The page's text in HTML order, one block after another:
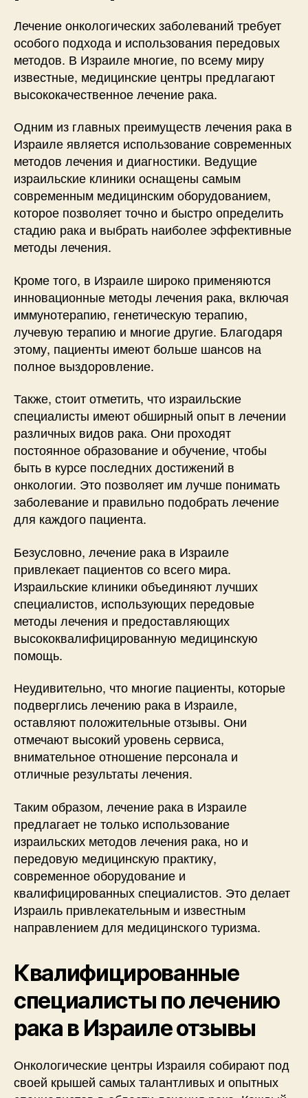
Лечение онкологических заболеваний требует
особого подхода и использования передовых
методов. В Израиле многие, по всему миру
известные, медицинские центры предлагают
высококачественное лечение рака.
Одним из главных преимуществ лечения рака в
Израиле является использование современных
методов лечения и диагностики. Ведущие
израильские клиники оснащены самым
современным медицинским оборудованием,
которое позволяет точно и быстро определить
стадию рака и выбрать наиболее эффективные
методы лечения.
Кроме того, в Израиле широко применяются
инновационные методы лечения рака, включая
иммунотерапию, генетическую терапию,
лучевую терапию и многие другие. Благодаря
этому, пациенты имеют больше шансов на
полное выздоровление.
Также, стоит отметить, что израильские
специалисты имеют обширный опыт в лечении
различных видов рака. Они проходят
постоянное образование и обучение, чтобы
быть в курсе последних достижений в
онкологии. Это позволяет им лучше понимать
заболевание и правильно подобрать лечение
для каждого пациента.
Безусловно, лечение рака в Израиле
привлекает пациентов со всего мира.
Израильские клиники объединяют лучших
специалистов, использующих передовые
методы лечения и предоставляющих
высококвалифицированную медицинскую
помощь.
Неудивительно, что многие пациенты, которые
подверглись лечению рака в Израиле,
оставляют положительные отзывы. Они
отмечают высокий уровень сервиса,
внимательное отношение персонала и
отличные результаты лечения.
Таким образом, лечение рака в Израиле
предлагает не только использование
израильских методов лечения рака, но и
передовую медицинскую практику,
современное оборудование и
квалифицированных специалистов. Это делает
Израиль привлекательным и известным
направлением для медицинского туризма.
Квалифицированные
специалисты по лечению
рака в Израиле отзывы
Онкологические центры Израиля собирают под
своей крышей самых талантливых и опытных